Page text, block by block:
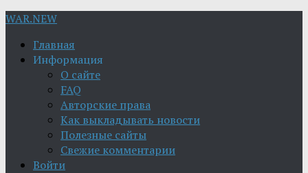
WAR.NEW
Главная
Информация
О сайте
FAQ
Авторские права
Как выкладывать новости
Полезные сайты
Свежие комментарии
Войти